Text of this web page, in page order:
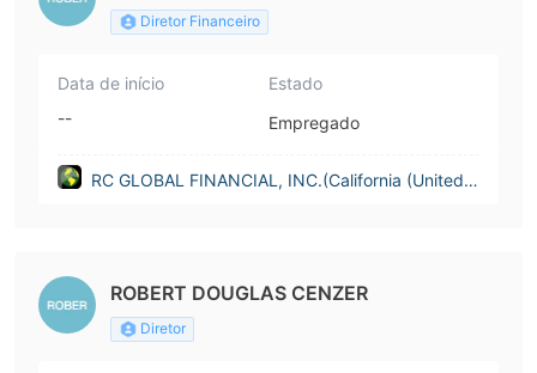
Diretor Financeiro
Data de início
--
Estado
Empregado
RC GLOBAL FINANCIAL, INC.(California (United S
ROBERT DOUGLAS CENZER
Diretor